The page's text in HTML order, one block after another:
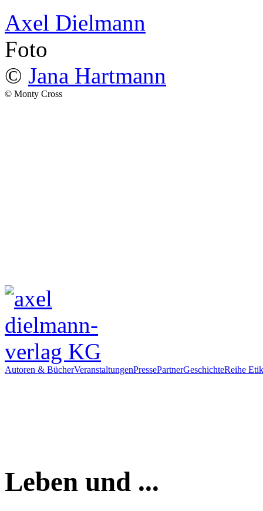
Axel Dielmann
Foto
© Jana Hartmann
© Monty Cross
Autoren & BücherVeranstaltungenPressePartnerGeschichteReihe
Leben und ...